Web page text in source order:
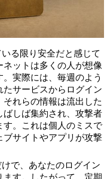
る限り安全だと感じて
ットは多くの人が想像
実際には、毎週のよう
サービスからログイン
れらの情報は流出した
しば集約され、攻撃者
。これは個人のミスで
ブサイトやアプリが攻撃
で、あなたのログイン